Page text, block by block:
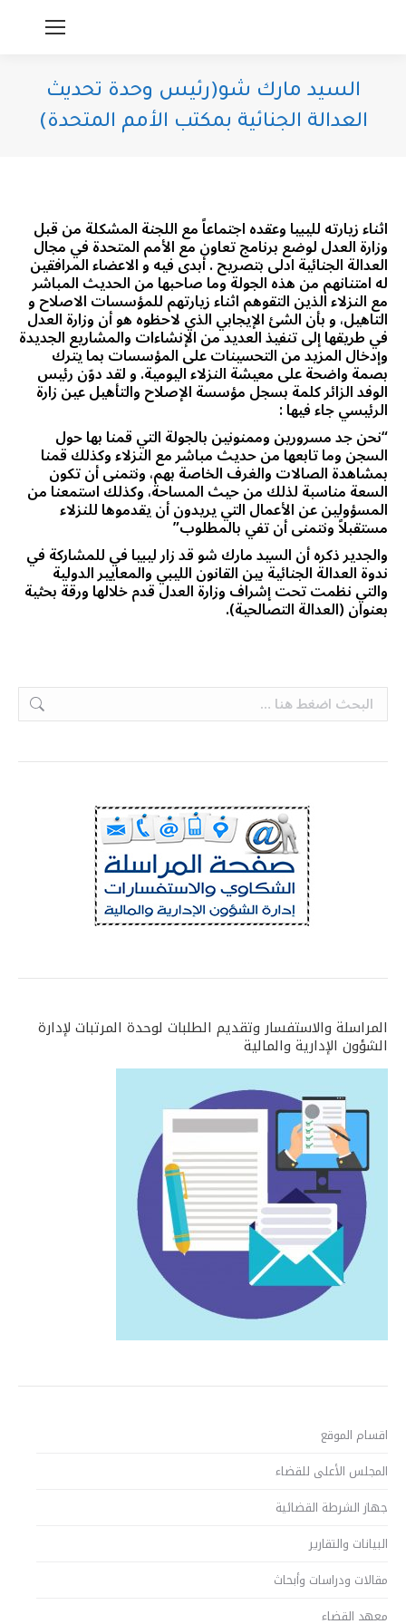
السيد مارك شو(رئيس وحدة تحديث
العدالة الجنائية بمكتب الأمم المتحدة)
اثناء زيارته لليبيا وعقده اجتماعاً مع اللجنة المشكلة من قبل
وزارة العدل لوضع برنامج تعاون مع الأمم المتحدة في مجال
العدالة الجنائية ادلى بتصريح . أبدى فيه و الاعضاء المرافقين
له امتنانهم من هذه الجولة وما صاحبها من الحديث المباشر
مع النزلاء الذين التقوهم اثناء زيارتهم للمؤسسات الاصلاح و
التاهيل، و بأن الشئ الإيجابي الذي لاحظوه هو أن وزارة العدل
في طريقها إلى تنفيذ العديد من الإنشاءات والمشاريع الجديدة
وإدخال المزيد من التحسينات على المؤسسات بما يترك
بصمة واضحة على معيشة النزلاء اليومية. و لقد دوّن رئيس
الوفد الزائر كلمة بسجل مؤسسة الإصلاح والتأهيل عين زارة
الرئيسي جاء فيها :
“نحن جد مسرورين وممنونين بالجولة التي قمنا بها حول
السجن وما تابعها من حديث مباشر مع النزلاء وكذلك قمنا
بمشاهدة الصالات والغرف الخاصة بهم، ونتمنى أن تكون
السعة مناسبة لذلك من حيث المساحة، وكذلك استمعنا من
المسؤولين عن الأعمال التي يريدون أن يقدموها للنزلاء
مستقبلاً ونتمنى أن تفي بالمطلوب”
والجدير ذكره أن السيد مارك شو قد زار ليبيا في للمشاركة في
ندوة العدالة الجنائية بين القانون الليبي والمعايير الدولية
والتي نظمت تحت إشراف وزارة العدل قدم خلالها ورقة بحثية
بعنوان (العدالة التصالحية).
Search:
المراسلة والاستفسار وتقديم الطلبات لوحدة المرتبات لإدارة
الشؤون الإدارية والمالية
اقسام الموقع
المجلس الأعلى للقضاء
جهاز الشرطة القضائية
البيانات والتقارير
مقالات ودراسات وأبحاث
معهد القضاء